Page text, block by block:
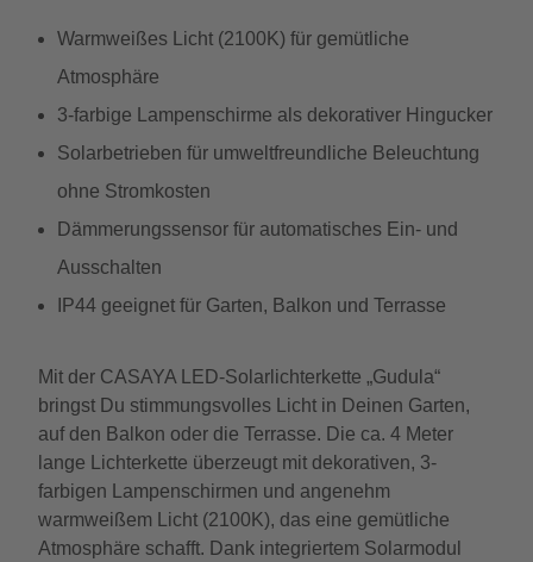
Warmweißes Licht (2100K) für gemütliche
Atmosphäre
3-farbige Lampenschirme als dekorativer Hingucker
Solarbetrieben für umweltfreundliche Beleuchtung
ohne Stromkosten
Dämmerungssensor für automatisches Ein- und
Ausschalten
IP44 geeignet für Garten, Balkon und Terrasse
Mit der CASAYA LED-Solarlichterkette „Gudula“
bringst Du stimmungsvolles Licht in Deinen Garten,
auf den Balkon oder die Terrasse. Die ca. 4 Meter
lange Lichterkette überzeugt mit dekorativen, 3-
farbigen Lampenschirmen und angenehm
warmweißem Licht (2100K), das eine gemütliche
Atmosphäre schafft. Dank integriertem Solarmodul